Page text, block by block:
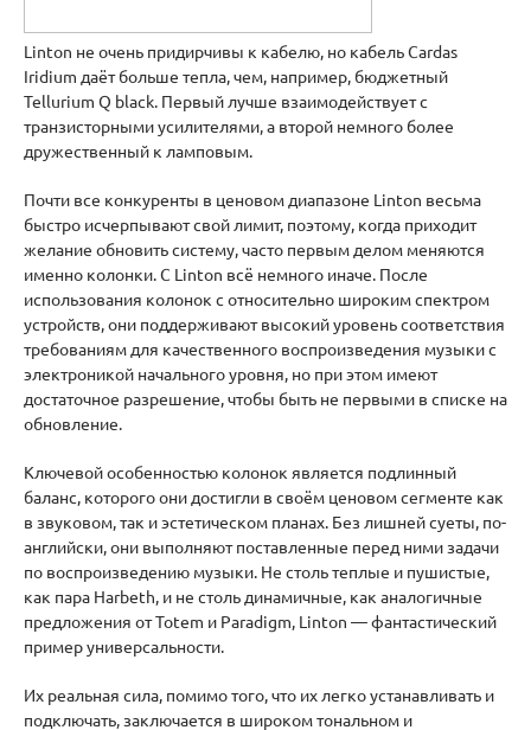
Linton не очень придирчивы к кабелю, но кабель Cardas
Iridium даёт больше тепла, чем, например, бюджетный
Tellurium Q black. Первый лучше взаимодействует с
транзисторными усилителями, а второй немного более
дружественный к ламповым.
Почти все конкуренты в ценовом диапазоне Linton весьма
быстро исчерпывают свой лимит, поэтому, когда приходит
желание обновить систему, часто первым делом меняются
именно колонки. С Linton всё немного иначе. После
использования колонок с относительно широким спектром
устройств, они поддерживают высокий уровень соответствия
требованиям для качественного воспроизведения музыки с
электроникой начального уровня, но при этом имеют
достаточное разрешение, чтобы быть не первыми в списке на
обновление.
Ключевой особенностью колонок является подлинный
баланс, которого они достигли в своём ценовом сегменте как
в звуковом, так и эстетическом планах. Без лишней суеты, по-
английски, они выполняют поставленные перед ними задачи
по воспроизведению музыки. Не столь теплые и пушистые,
как пара Harbeth, и не столь динамичные, как аналогичные
предложения от Totem и Paradigm, Linton — фантастический
пример универсальности.
Их реальная сила, помимо того, что их легко устанавливать и
подключать, заключается в широком тональном и